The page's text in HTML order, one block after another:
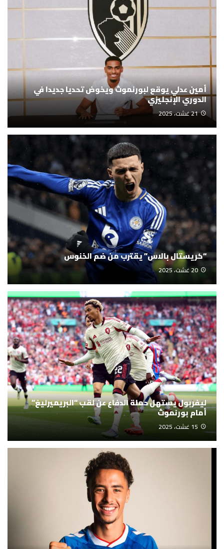
أمين عدلي يوقع لبورنموث ويخوض تحديا جديدا في
الدوري الإنجليزي
21 غشت، 2025
“كريستال بالاس” يقترب من ضم الخنوس
20 غشت، 2025
ليفربول يستهل حملة الدفاع عن لقب “البريميرليغ”
أمام بورنموث
15 غشت، 2025